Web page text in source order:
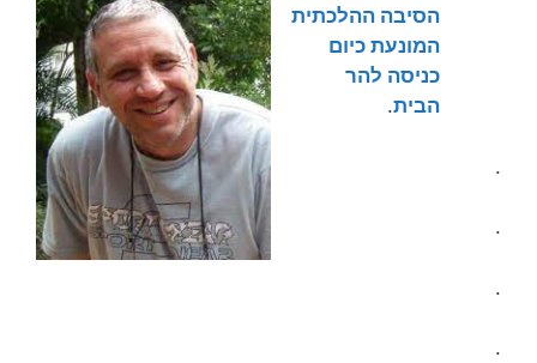
הסיבה ההלכתית
המונעת כיום
כניסה להר
הבית.
.
.
.
.